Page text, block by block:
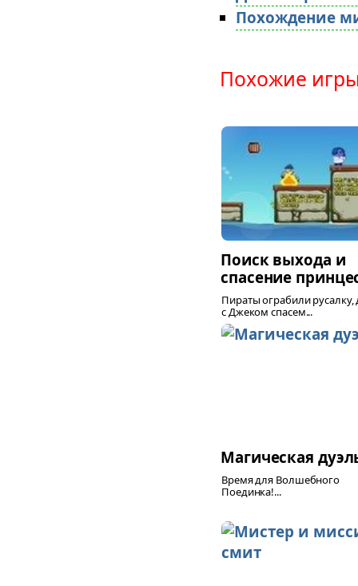
Похождение
Похожие
Поиск выхода и
спасение
Пираты ограбили русалку,
с Джеком спасем...
Магическая
Время для Волшебного
Поединка!...